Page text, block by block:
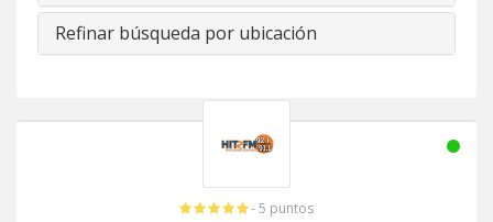
Refinar búsqueda por ubicación
- 5 puntos